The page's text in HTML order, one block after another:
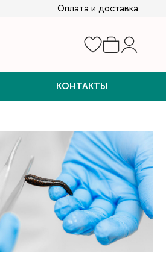
Оплата и доставка
КОНТАКТЫ